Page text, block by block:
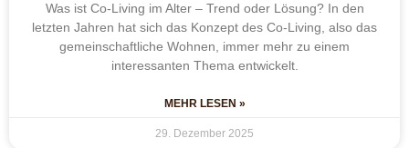
Was ist Co-Living im Alter – Trend oder Lösung? In den
letzten Jahren hat sich das Konzept des Co-Living, also das
gemeinschaftliche Wohnen, immer mehr zu einem
interessanten Thema entwickelt.
MEHR LESEN »
29. Dezember 2025